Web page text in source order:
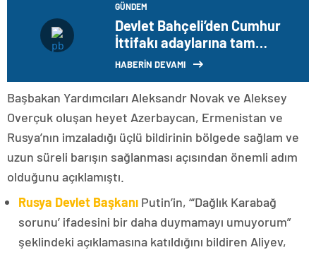
GÜNDEM
Devlet Bahçeli’den Cumhur
İttifakı adaylarına tam
destek açıklaması
HABERİN DEVAMI
Başbakan Yardımcıları Aleksandr Novak ve Aleksey
Overçuk oluşan heyet Azerbaycan, Ermenistan ve
Rusya’nın imzaladığı üçlü bildirinin bölgede sağlam ve
uzun süreli barışın sağlanması açısından önemli adım
olduğunu açıklamıştı.
Rusya Devlet Başkanı Putin’in, “‘Dağlık Karabağ
sorunu’ ifadesini bir daha duymamayı umuyorum”
şeklindeki açıklamasına katıldığını bildiren Aliyev,